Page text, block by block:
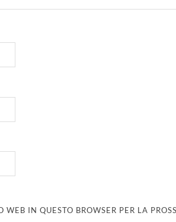
IN QUESTO BROWSER PER LA